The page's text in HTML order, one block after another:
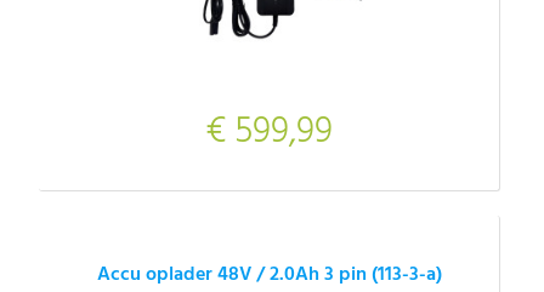
€ 599,99
Accu oplader 48V / 2.0Ah 3 pin (113-3-a)